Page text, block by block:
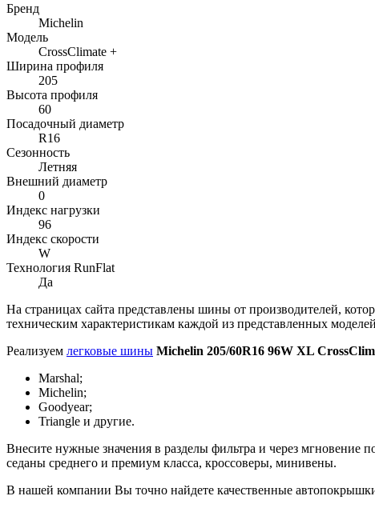
Бренд
Michelin
Модель
CrossClimate +
Ширина профиля
205
Высота профиля
60
Посадочный диаметр
R16
Сезонность
Летняя
Внешний диаметр
0
Индекс нагрузки
96
Индекс скорости
W
Технология RunFlat
Да
На страницах сайта представлены шины от производителей,
техническим характеристикам каждой из представленных
Реализуем легковые шины Michelin 205/60R16 96W XL
Marshal;
Michelin;
Goodyear;
Triangle и другие.
Внесите нужные значения в разделы фильтра и через
седаны среднего и премиум класса, кроссоверы, минивены.
В нашей компании Вы точно найдете качественные